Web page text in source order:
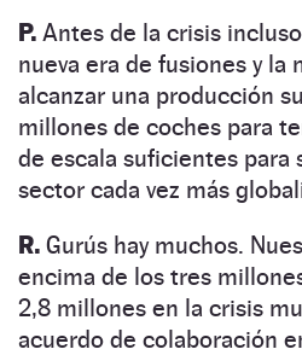
P. Antes de la crisis
nueva era de fusiones y la
alcanzar una producción
millones de coches para
de escala suficientes para
sector cada vez más
R. Gurús hay muchos.
encima de los tres
2,8 millones en la crisis
acuerdo de colaboración